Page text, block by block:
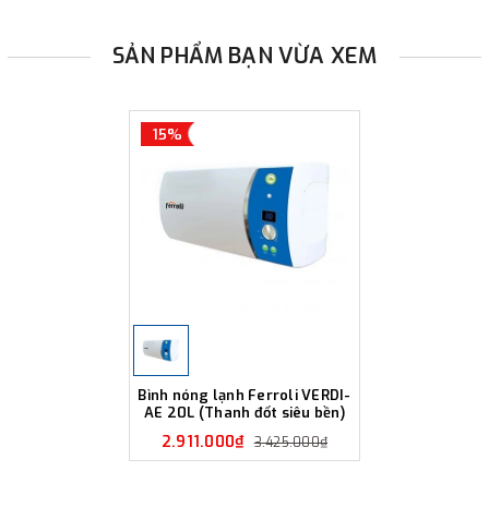
SẢN PHẨM BẠN VỪA XEM
15%
Bình nóng lạnh Ferroli VERDI-
AE 20L (Thanh đốt siêu bền)
2.911.000₫ 3.425.000₫